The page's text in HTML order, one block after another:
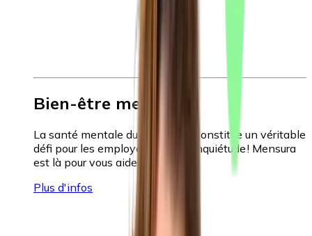
Bien-être mental
La santé mentale du personnel constitue un véritable
défi pour les employeurs. Pas d'inquiétude ! Mensura
est là pour vous aider.
Plus d'infos